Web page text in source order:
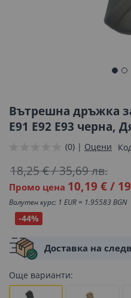
началото
на
галерия
Вътрешна дръжка
E91 E92 E93 черна,
(0) | Оцени
Промо цена 10,19 €/
18,25 €/35,69 лв.
Валутен курс: 1 EUR = 1.95583 BGN
-44%
Доставка на
Още варианти: